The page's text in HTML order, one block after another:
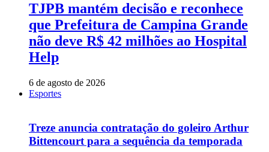
TJPB mantém decisão e reconhece
que Prefeitura de Campina Grande
não deve R$ 42 milhões ao Hospital
Help
6 de agosto de 2026
Esportes
Treze anuncia contratação do goleiro Arthur
Bittencourt para a sequência da temporada